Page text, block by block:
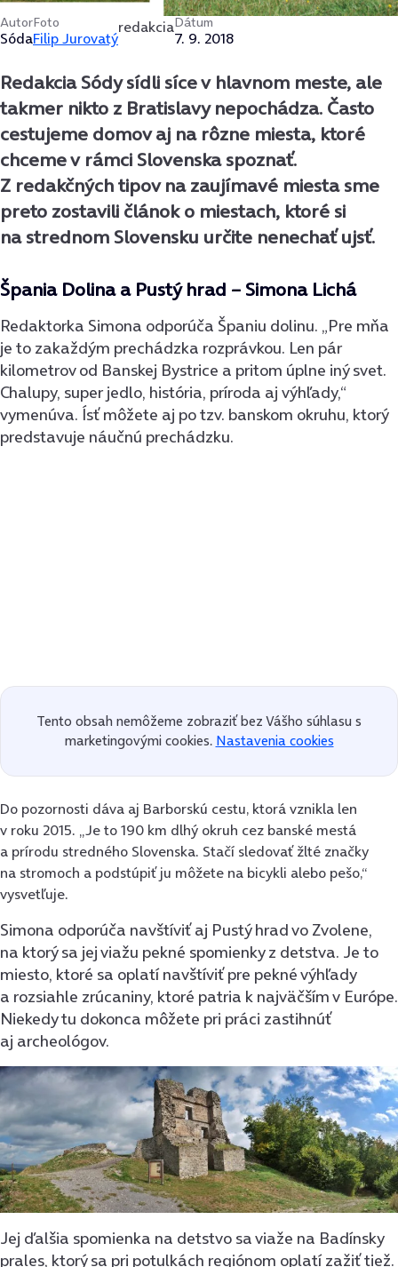
Autor
Sóda
Foto
Filip Jurovatý
redakciaDátum
7. 9. 2018
Redakcia Sódy sídli síce v hlavnom meste, ale
takmer nikto z Bratislavy nepochádza. Často
cestujeme domov aj na rôzne miesta, ktoré
chceme v rámci Slovenska spoznať.
Z redakčných tipov na zaujímavé miesta sme
preto zostavili článok o miestach, ktoré si
na strednom Slovensku určite nenechať ujsť.
Špania Dolina a Pustý hrad – Simona Lichá
Redaktorka Simona odporúča Španiu dolinu. „Pre mňa
je to zakaždým prechádzka rozprávkou. Len pár
kilometrov od Banskej Bystrice a pritom úplne iný svet.
Chalupy, super jedlo, história, príroda aj výhľady,“
vymenúva. Ísť môžete aj po tzv. banskom okruhu, ktorý
predstavuje náučnú prechádzku.
Tento obsah nemôžeme zobraziť bez Vášho súhlasu s
marketingovými cookies. Nastavenia cookies
Do pozornosti dáva aj Barborskú cestu, ktorá vznikla len
v roku 2015. „Je to 190 km dlhý okruh cez banské mestá
a prírodu stredného Slovenska. Stačí sledovať žlté značky
na stromoch a podstúpiť ju môžete na bicykli alebo pešo,“
vysvetľuje.
Simona odporúča navštíviť aj Pustý hrad vo Zvolene,
na ktorý sa jej viažu pekné spomienky z detstva. Je to
miesto, ktoré sa oplatí navštíviť pre pekné výhľady
a rozsiahle zrúcaniny, ktoré patria k najväčším v Európe.
Niekedy tu dokonca môžete pri práci zastihnúť
aj archeológov.
Jej ďalšia spomienka na detstvo sa viaže na Badínsky
prales, ktorý sa pri potulkách regiónom oplatí zažiť tiež.